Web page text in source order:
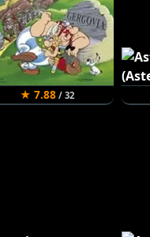
★ 7.88/ 32